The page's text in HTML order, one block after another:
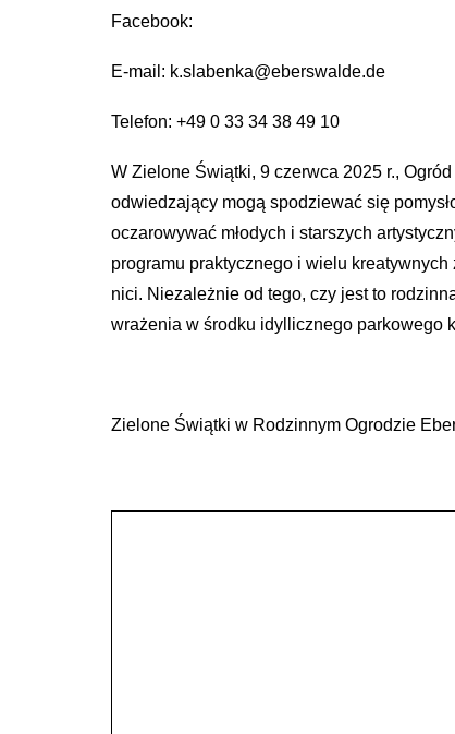
Facebook:
E-mail: k.slabenka@eberswalde.de
Telefon: +49 0 33 34 38 49 10
W Zielone Świątki, 9 czerwca 2025 r.,
odwiedzający mogą spodziewać się
oczarowywać młodych i starszych
programu praktycznego i wielu kreatywnych
nici. Niezależnie od tego, czy jest to
wrażenia w środku idyllicznego parkowego
Zielone Świątki w Rodzinnym Ogrodzie